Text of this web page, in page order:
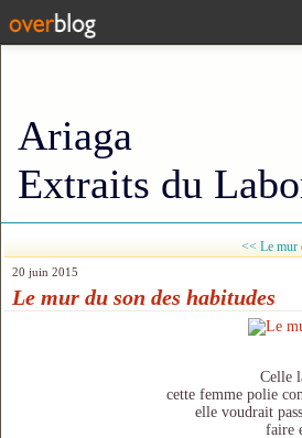
Ariaga
Extraits du
<< Le mur
20 juin 2015
Le mur du son des habitudes
Celle
cette femme polie
elle voudrait
faire